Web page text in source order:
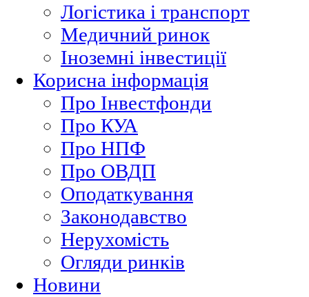
Логістика і транспорт
Медичний ринок
Іноземні інвестиції
Корисна інформація
Про Інвестфонди
Про КУА
Про НПФ
Про ОВДП
Оподаткування
Законодавство
Нерухомість
Огляди ринків
Новини